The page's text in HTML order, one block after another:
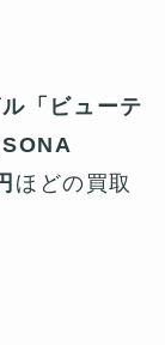
「ビューテ
ほどの買取